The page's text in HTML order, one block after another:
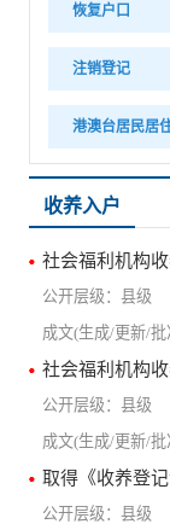
恢复户口
注销登记
港澳台居民居
收养入户
社会福利机构
县级
社会福利机构
县级
取得《收养登
县级